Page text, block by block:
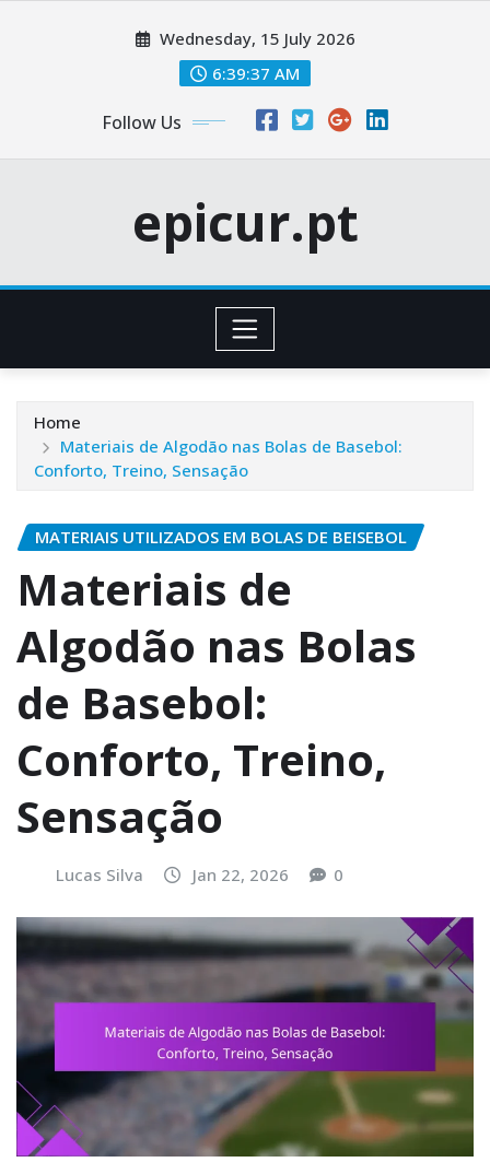
Wednesday, 15 July 2026
6:39:38 AM
Follow Us
epicur.pt
Home
Materiais de Algodão nas Bolas de Basebol:
Conforto, Treino, Sensação
MATERIAIS UTILIZADOS EM BOLAS DE BEISEBOL
Materiais de
Algodão nas Bolas
de Basebol:
Conforto, Treino,
Sensação
Lucas Silva Jan 22, 2026 0